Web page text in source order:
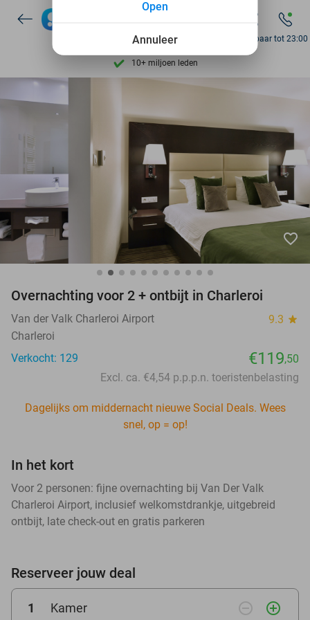
Ontdek 15.000+ deals
7 dagen per week beschikbaar
10+ miljoen leden
10+ miljoen leden
Bereikbaar tot 23:00
favorite_border
Overnachting voor 2 + ontbijt in Charleroi
Van der Valk Charleroi Airport 9.3 star
Charleroi
Verkocht: 129
€119,50
Excl. ca. €4,54 p.p.p.n. toeristenbelasting
Dagelijks om middernacht nieuwe Social Deals. Wees
snel, op = op!
In het kort
Voor 2 personen: fijne overnachting bij Van Der Valk
Charleroi Airport, inclusief welkomstdrankje, uitgebreid
ontbijt, late check-out en gratis parkeren
Reserveer jouw deal
1 Kamer remove_circle_outline add_circle_outline
Annuleer
Open